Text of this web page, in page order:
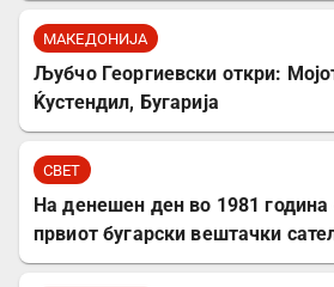
МАКЕДОНИЈА
Љубчо Георгиевски откри:
Ќустендил, Бугарија
СВЕТ
На денешен ден во 1981 година
првиот бугарски вештачки